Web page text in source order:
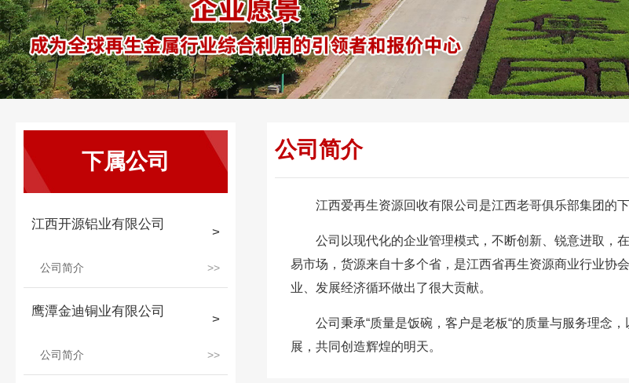
下属公司
江西开源铝业有限公司
公司简介
鹰潭金迪铜业有限公司
公司简介
公司简介
江西爱再生资源回收有限公司是江西老哥俱乐部
公司以现代化的企业管理模式，不断创新、锐意进
易市场，货源来自十多个省，是江西省再生资源商业行业协
业、发展经济循环做出了很大贡献。
公司秉承“质量是饭碗，客户是老板“的质量与服务理
展，共同创造辉煌的明天。